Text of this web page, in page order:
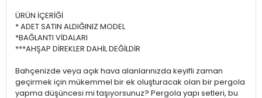
ÜRÜN İÇERİĞİ
* ADET SATIN ALDIĞINIZ MODEL
*BAĞLANTI VİDALARI
***AHŞAP DİREKLER DAHİL DEĞİLDİR
Bahçenizde veya açık hava alanlarınızda keyifli zaman
geçirmek için mükemmel bir ek oluşturacak olan bir pergola
yapma düşüncesi mi taşıyorsunuz? Pergola yapı setleri, bu